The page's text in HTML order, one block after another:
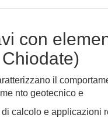
con
il
nto geotecnico e
calcolo e applicazioni